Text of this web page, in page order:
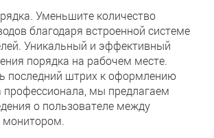
Уменьшите количество
благодаря встроенной системе
Уникальный и эффективный
порядка на рабочем месте.
последний штрих к оформлению
профессионала, мы предлагаем
о пользователе между